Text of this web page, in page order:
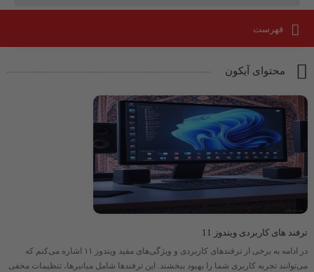
فهرست
محتوای آیکون
ترفند های کاربردی ویندوز 11
در ادامه به برخی از ترفندهای کاربردی و ویژگی‌های مفید ویندوز ۱۱ اشاره می‌کنم که
می‌توانند تجربه کاربری شما را بهبود ببخشند. این ترفندها شامل میانبرها، تنظیمات مخفی